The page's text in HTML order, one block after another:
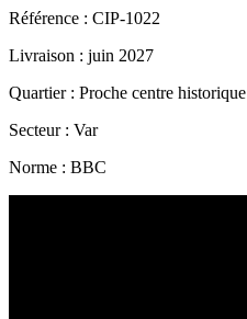
Référence : CIP-1022
Livraison : juin 2027
Quartier : Proche centre historique
Secteur : Var
Norme : BBC